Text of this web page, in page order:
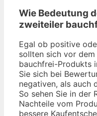
Wie Bedeutung
zweiteiler
Egal ob positive
sollten sich vor
bauchfrei-Produkts
Sie sich bei
negativen, als auch
So sehen Sie in der
Nachteile vom
bessere